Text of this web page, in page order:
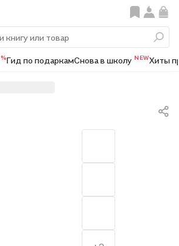
%Гид по подаркамСнова в школу NEWХиты